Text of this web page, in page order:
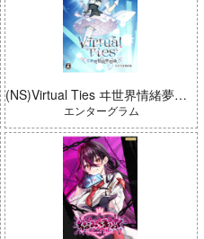
(NS)Virtual Ties ヰ世界情緒夢想曲 完全生産限定版
エンターグラム